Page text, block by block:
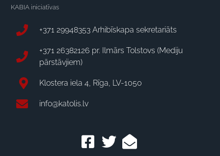
KABIA iniciatīvas
+371 29948353 Arhibīskapa sekretariāts
+371 26382126 pr. Ilmārs Tolstovs (Mediju
pārstāvjiem)
Klostera iela 4, Rīga, LV-1050
info@katolis.lv